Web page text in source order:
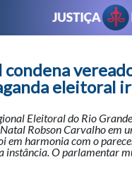
eleitoral
Eleitoral do Rio
Robson Carvalho em
em harmonia com o
instância. O parlamentar